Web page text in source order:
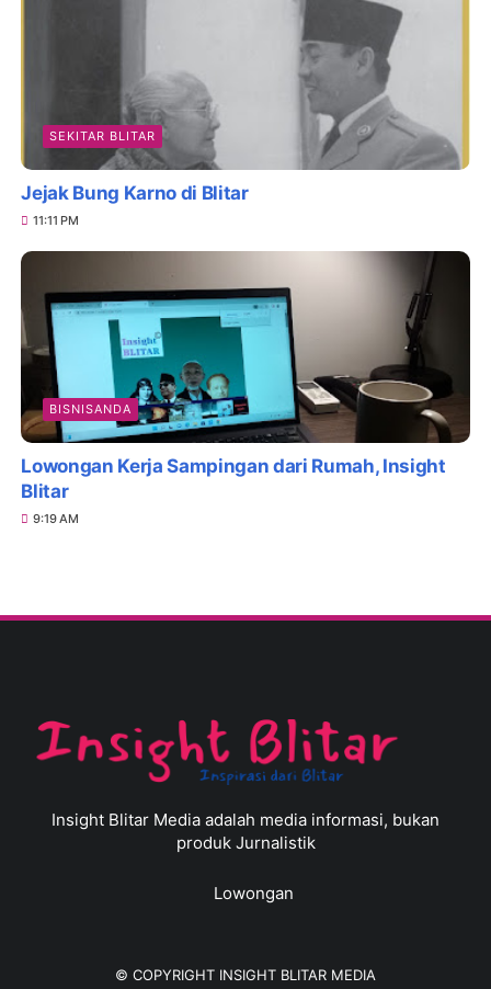
SEKITAR BLITAR
Jejak Bung Karno di Blitar
11:11 PM
BISNISANDA
Lowongan Kerja Sampingan dari Rumah, Insight
Blitar
9:19 AM
Insight Blitar Media adalah media informasi, bukan
produk Jurnalistik
Lowongan
© COPYRIGHT INSIGHT BLITAR MEDIA